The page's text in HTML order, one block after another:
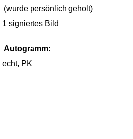
(wurde persönlich geholt)
1 signiertes Bild
Autogramm:
echt, PK